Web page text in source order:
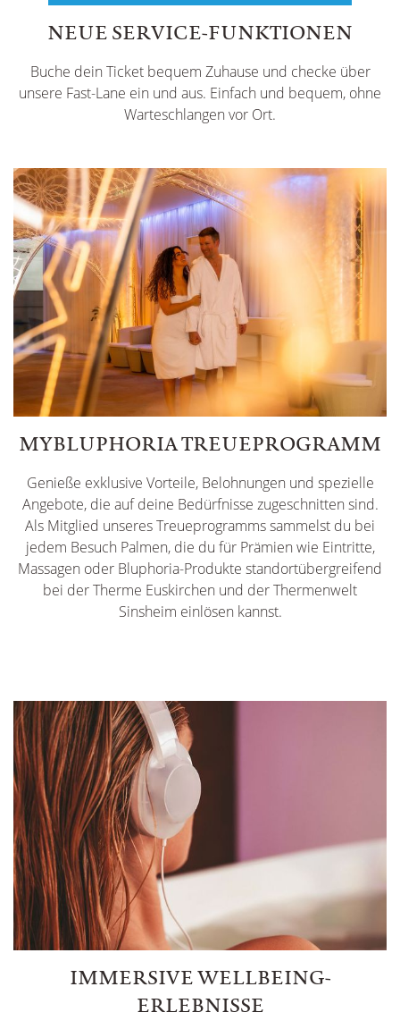
NEUE SERVICE-FUNKTIONEN
Buche dein Ticket bequem Zuhause und checke über
unsere Fast-Lane ein und aus. Einfach und bequem, ohne
Warteschlangen vor Ort.
MYBLUPHORIA TREUEPROGRAMM
Genieße exklusive Vorteile, Belohnungen und spezielle
Angebote, die auf deine Bedürfnisse zugeschnitten sind.
Als Mitglied unseres Treueprogramms sammelst du bei
jedem Besuch Palmen, die du für Prämien wie Eintritte,
Massagen oder Bluphoria-Produkte standortübergreifend
bei der Therme Euskirchen und der Thermenwelt
Sinsheim einlösen kannst.
IMMERSIVE WELLBEING-
ERLEBNISSE